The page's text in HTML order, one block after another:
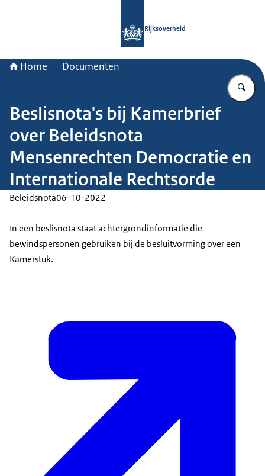
Rijksoverheid
Home Documenten
Beslisnota's bij Kamerbrief
over Beleidsnota
Mensenrechten Democratie en
Internationale Rechtsorde
Beleidsnota06-10-2022
In een beslisnota staat achtergrondinformatie die
bewindspersonen gebruiken bij de besluitvorming over een
Kamerstuk.